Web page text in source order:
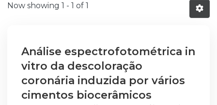
Now showing 1 - 1 of 1
Análise espectrofotométrica in
vitro da descoloração
coronária induzida por vários
cimentos biocerâmicos